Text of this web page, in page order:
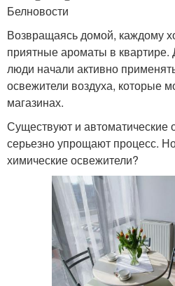
Белновости
Возвращаясь домой, каждому
приятные ароматы в квартире.
люди начали активно
освежители воздуха, которые
магазинах.
Существуют и автоматические
серьезно упрощают процесс.
химические освежители?